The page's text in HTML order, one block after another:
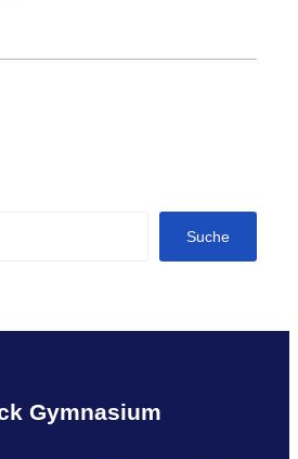
Suche
Gymnasium